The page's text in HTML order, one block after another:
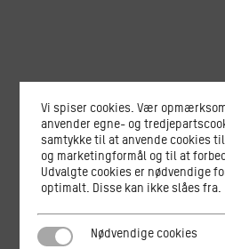
Vi spiser cookies. Vær
anvender egne- og
samtykke til at anvende cookies
og marketingformål og til at
Udvalgte cookies er nødvendige
optimalt. Disse kan ikke slåes fra.
Nødvendige cookies
Nødvendige cookies